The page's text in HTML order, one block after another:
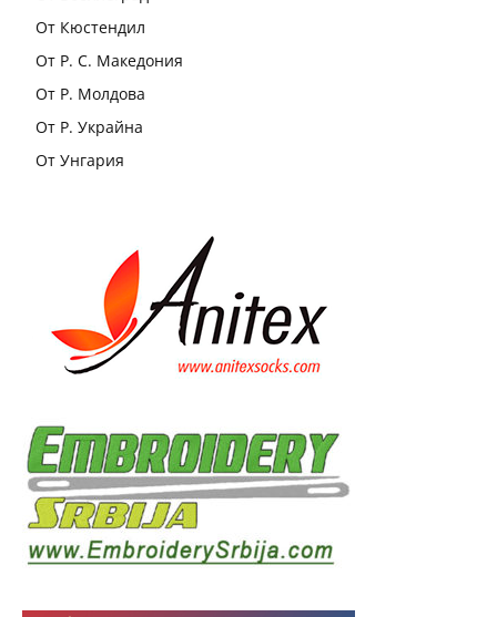
От Кюстендил
От Р. С. Македония
От Р. Молдова
От Р. Украйна
От Унгария